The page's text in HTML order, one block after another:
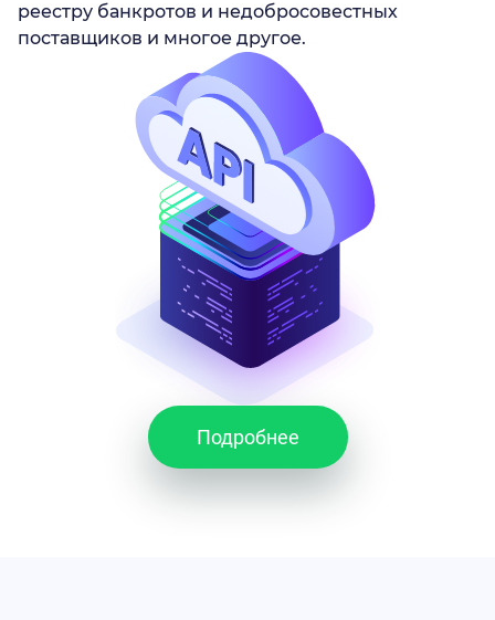
реестру банкротов и недобросовестных
поставщиков и многое другое.
Подробнее